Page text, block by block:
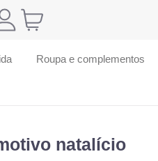
Roupa e complementos
natalício